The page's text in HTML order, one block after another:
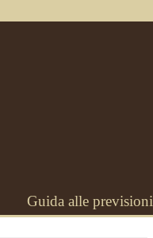
Guida alle previsioni